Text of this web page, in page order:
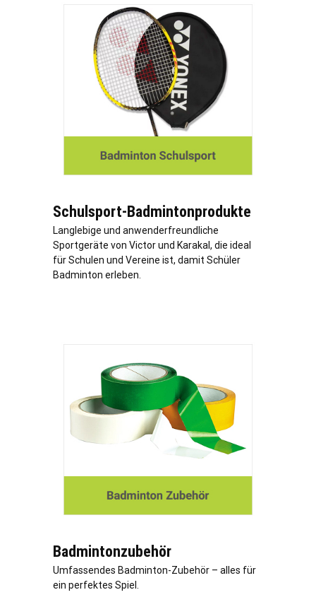
Schulsport-Badmintonprodukte
Langlebige und anwenderfreundliche
Sportgeräte von Victor und Karakal, die ideal
für Schulen und Vereine ist, damit Schüler
Badminton erleben.
Badmintonzubehör
Umfassendes Badminton-Zubehör – alles für
ein perfektes Spiel.